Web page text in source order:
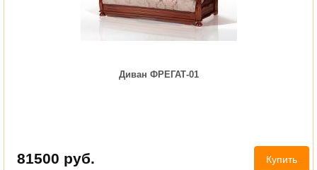
Диван ФРЕГАТ-01
81500 руб. Купить